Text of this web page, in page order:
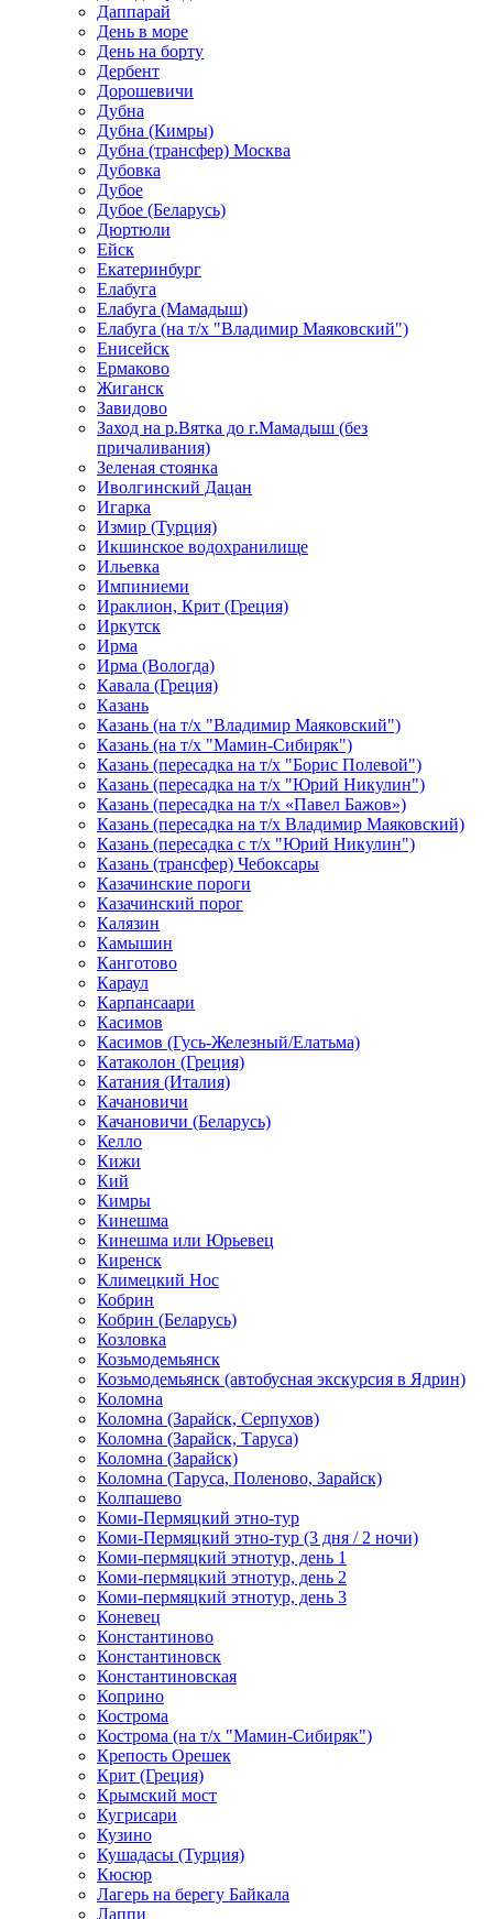
Даппарай
День в море
День на борту
Дербент
Дорошевичи
Дубна
Дубна (Кимры)
Дубна (трансфер) Москва
Дубовка
Дубое
Дубое (Беларусь)
Дюртюли
Ейск
Екатеринбург
Елабуга
Елабуга (Мамадыш)
Елабуга (на т/х "Владимир Маяковский")
Енисейск
Ермаково
Жиганск
Завидово
Заход на р.Вятка до г.Мамадыш (без
причаливания)
Зеленая стоянка
Иволгинский Дацан
Игарка
Измир (Турция)
Икшинское водохранилище
Ильевка
Импиниеми
Ираклион, Крит (Греция)
Иркутск
Ирма
Ирма (Вологда)
Кавала (Греция)
Казань
Казань (на т/х "Владимир Маяковский")
Казань (на т/х "Мамин-Сибиряк")
Казань (пересадка на т/х "Борис Полевой")
Казань (пересадка на т/х "Юрий Никулин")
Казань (пересадка на т/х «Павел Бажов»)
Казань (пересадка на т/х Владимир Маяковский)
Казань (пересадка с т/х "Юрий Никулин")
Казань (трансфер) Чебоксары
Казачинские пороги
Казачинский порог
Калязин
Камышин
Канготово
Караул
Карпансаари
Касимов
Касимов (Гусь-Железный/Елатьма)
Катаколон (Греция)
Катания (Италия)
Качановичи
Качановичи (Беларусь)
Келло
Кижи
Кий
Кимры
Кинешма
Кинешма или Юрьевец
Киренск
Климецкий Нос
Кобрин
Кобрин (Беларусь)
Козловка
Козьмодемьянск
Козьмодемьянск (автобусная экскурсия в Ядрин)
Коломна
Коломна (Зарайск, Серпухов)
Коломна (Зарайск, Таруса)
Коломна (Зарайск)
Коломна (Таруса, Поленово, Зарайск)
Колпашево
Коми-Пермяцкий этно-тур
Коми-Пермяцкий этно-тур (3 дня / 2 ночи)
Коми-пермяцкий этнотур, день 1
Коми-пермяцкий этнотур, день 2
Коми-пермяцкий этнотур, день 3
Коневец
Константиново
Константиновск
Константиновская
Коприно
Кострома
Кострома (на т/х "Мамин-Сибиряк")
Крепость Орешек
Крит (Греция)
Крымский мост
Кугрисари
Кузино
Кушадасы (Турция)
Кюсюр
Лагерь на берегу Байкала
Лаппи